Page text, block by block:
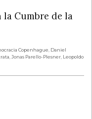
Cumbre de la
Copenhague, Daniel
,Jonas Parello-Plesner, Leopoldo